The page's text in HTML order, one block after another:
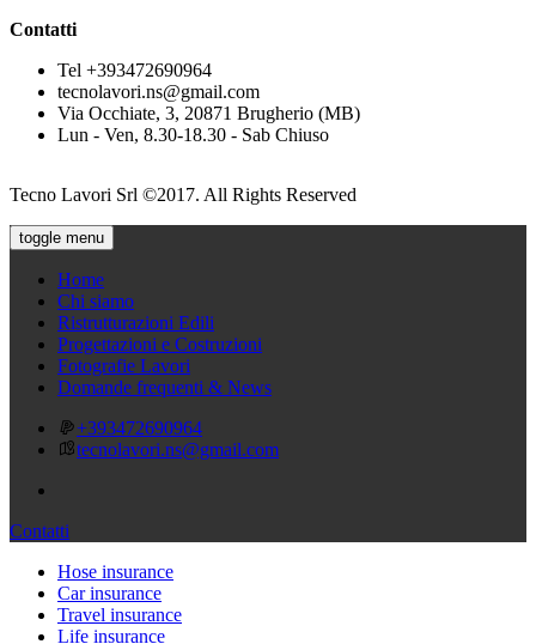
Contatti
Tel +393472690964
tecnolavori.ns@gmail.com
Via Occhiate, 3, 20871 Brugherio (MB)
Lun - Ven, 8.30-18.30 - Sab Chiuso
Tecno Lavori Srl ©2017. All Rights Reserved
toggle menu
Home
Chi siamo
Ristrutturazioni Edili
Progettazioni e Costruzioni
Fotografie Lavori
Domande frequenti & News
+393472690964
tecnolavori.ns@gmail.com
Contatti
Hose insurance
Car insurance
Travel insurance
Life insurance